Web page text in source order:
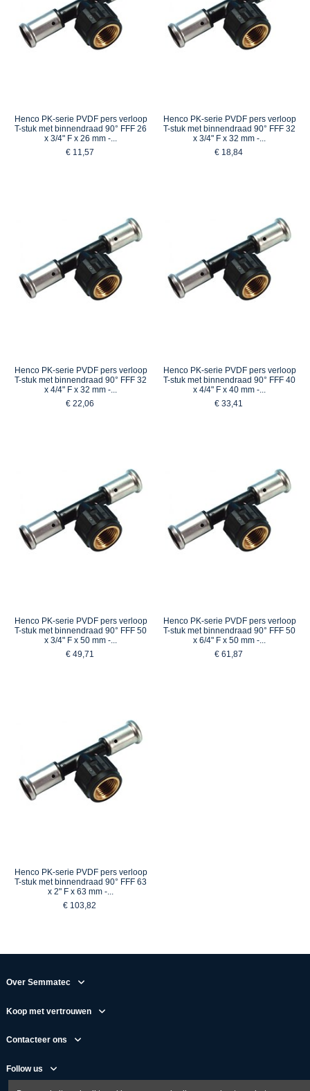
Henco PK-serie PVDF pers verloop
T-stuk met binnendraad 90° FFF 26
x 3/4" F x 26 mm -...
€ 11,57
Henco PK-serie PVDF pers verloop
T-stuk met binnendraad 90° FFF 32
x 3/4" F x 32 mm -...
€ 18,84
Henco PK-serie PVDF pers verloop
T-stuk met binnendraad 90° FFF 32
x 4/4" F x 32 mm -...
€ 22,06
Henco PK-serie PVDF pers verloop
T-stuk met binnendraad 90° FFF 40
x 4/4" F x 40 mm -...
€ 33,41
Henco PK-serie PVDF pers verloop
T-stuk met binnendraad 90° FFF 50
x 3/4" F x 50 mm -...
€ 49,71
Henco PK-serie PVDF pers verloop
T-stuk met binnendraad 90° FFF 50
x 6/4" F x 50 mm -...
€ 61,87
Henco PK-serie PVDF pers verloop
T-stuk met binnendraad 90° FFF 63
x 2" F x 63 mm -...
€ 103,82
Over Semmatec
Koop met vertrouwen
Contacteer ons
Follow us